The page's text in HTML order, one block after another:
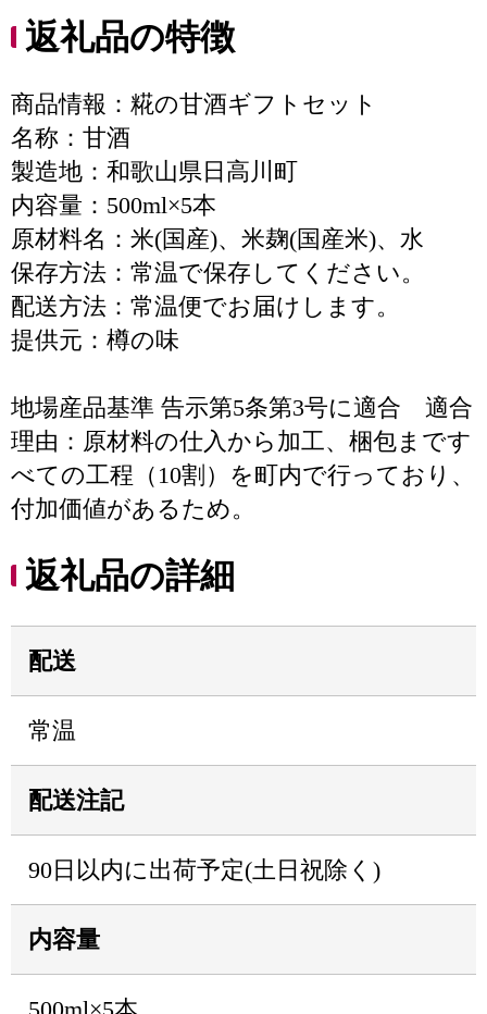
返礼品の特徴
商品情報：糀の甘酒ギフトセット
名称：甘酒
製造地：和歌山県日高川町
内容量：500ml×5本
原材料名：米(国産)、米麹(国産米)、水
保存方法：常温で保存してください。
配送方法：常温便でお届けします。
提供元：樽の味
地場産品基準 告示第5条第3号に適合 適合
理由：原材料の仕入から加工、梱包まです
べての工程（10割）を町内で行っており、
付加価値があるため。
返礼品の詳細
配送
常温
配送注記
90日以内に出荷予定(土日祝除く)
内容量